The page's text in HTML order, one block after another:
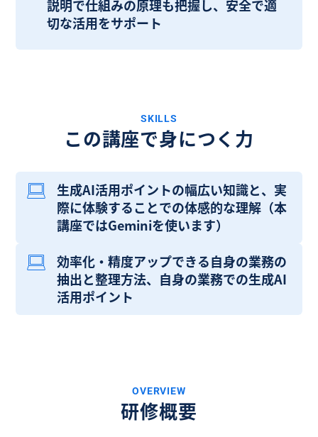
説明で仕組みの原理も把握し、安全で適
切な活用をサポート
SKILLS
この講座で身につく力
生成AI活用ポイントの幅広い知識と、実
際に体験することでの体感的な理解（本
講座ではGeminiを使います）
効率化・精度アップできる自身の業務の
抽出と整理方法、自身の業務での生成AI
活用ポイント
OVERVIEW
研修概要